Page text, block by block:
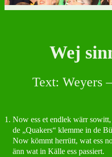
Wej
Text: Weyers
1. Now ess et endlek wärr sowitt,
de „Quakers“ klemme in de
Now kömmt herrütt, wat ess
änn wat in Källe ess passiert.